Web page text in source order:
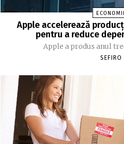
Apple accelerează
pentru a reduce
Apple a produs anul
SEFIRO